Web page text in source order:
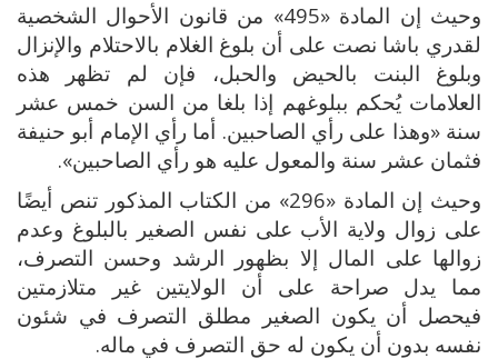
وحيث إن المادة «495» من قانون الأحوال الشخصية
لقدري باشا نصت على أن بلوغ الغلام بالاحتلام والإنزال
وبلوغ البنت بالحيض والحبل، فإن لم تظهر هذه
العلامات يُحكم ببلوغهم إذا بلغا من السن خمس عشر
سنة «وهذا على رأي الصاحبين. أما رأي الإمام أبو حنيفة
فثمان عشر سنة والمعول عليه هو رأي الصاحبين».
وحيث إن المادة «296» من الكتاب المذكور تنص أيضًا
على زوال ولاية الأب على نفس الصغير بالبلوغ وعدم
زوالها على المال إلا بظهور الرشد وحسن التصرف،
مما يدل صراحة على أن الولايتين غير متلازمتين
فيحصل أن يكون الصغير مطلق التصرف في شئون
نفسه بدون أن يكون له حق التصرف في ماله.